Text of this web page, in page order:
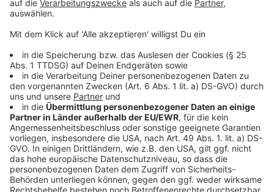
©Anne Schweizer, RADIO WMW
Anzeige
Michael ist Jugendtrainer und spielt selbst seit 30
Jahren Fußball in der Kreisliga. Seit 20 Jahren ist er
dort auch Trainer und trainert aktuell die E- und B-
Jugend beim RC Borken-Hoxfeld. Immer wieder gibt
es Meldungen, dass Schiris beleidigt, angepöbelt oder
sogar körperlich angegangen werden. Vor ein paar
Wochen hat ein Sieler einen Schiri sogar KO gehauen.
Michael Telege will gegen die Gewalt vorgehen und